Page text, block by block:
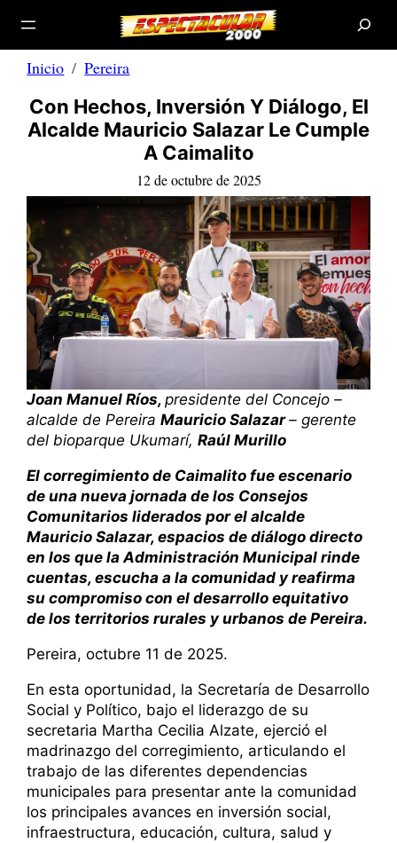
Saltar
contenido
a
Inicio Pereira
Con Hechos, Inversión Y Diálogo, El
Alcalde Mauricio Salazar Le Cumple
A Caimalito
12 de octubre de 2025
Joan Manuel Ríos,presidente del Concejo –
alcalde de PereiraMauricio Salazar– gerente
del bioparque Ukumarí,Raúl Murillo
El corregimiento de Caimalito fue escenario
de una nueva jornada de los Consejos
Comunitarios liderados por el alcalde
Mauricio Salazar, espacios de diálogo directo
en los que la Administración Municipal rinde
cuentas, escucha a la comunidad y reafirma
su compromiso con el desarrollo equitativo
de los territorios rurales y urbanos de Pereira.
Pereira, octubre 11 de 2025.
En esta oportunidad, la Secretaría de Desarrollo
Social y Político, bajo el liderazgo de su
secretaria Martha Cecilia Alzate, ejerció el
madrinazgo del corregimiento, articulando el
trabajo de las diferentes dependencias
municipales para presentar ante la comunidad
los principales avances en inversión social,
infraestructura, educación, cultura, salud y